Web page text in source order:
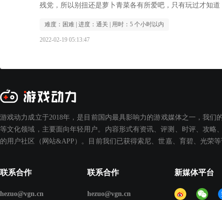
残党，所以别扭还是萝卜青菜各有所爱吧，只有玩过才知道
难度： 困难 | 进度： 通关 | 用时： 5 个小时以内
2022-02-19 05:13:47
游戏动力成立于2018年，是目前国内最具影响力的游戏媒体之一，我们
等文化领域，主要面向年轻用户。内容形式有资讯、评测、时评、攻
的用户社区（网站&APP）。目前我们已获得索尼、世嘉、育碧、光荣
联系合作
hezuo@vgn.cn
联系合作
hezuo@vgn.cn
新媒体平台